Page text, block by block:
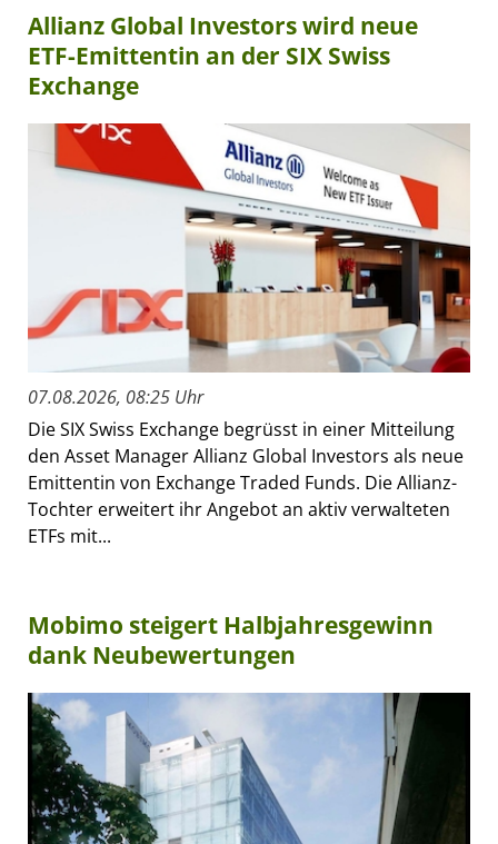
Allianz Global Investors wird neue
ETF-Emittentin an der SIX Swiss
Exchange
07.08.2026, 08:25 Uhr
Die SIX Swiss Exchange begrüsst in einer Mitteilung
den Asset Manager Allianz Global Investors als neue
Emittentin von Exchange Traded Funds. Die Allianz-
Tochter erweitert ihr Angebot an aktiv verwalteten
ETFs mit...
Mobimo steigert Halbjahresgewinn
dank Neubewertungen